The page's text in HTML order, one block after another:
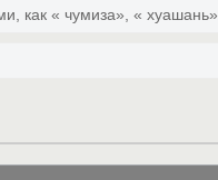
как « чумиза», « хуашань»